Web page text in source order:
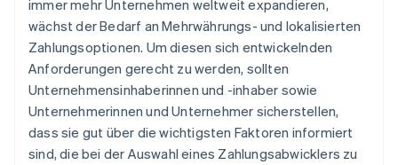
immer mehr Unternehmen weltweit expandieren,
wächst der Bedarf an Mehrwährungs- und lokalisierten
Zahlungsoptionen. Um diesen sich entwickelnden
Anforderungen gerecht zu werden, sollten
Unternehmensinhaberinnen und -inhaber sowie
Unternehmerinnen und Unternehmer sicherstellen,
dass sie gut über die wichtigsten Faktoren informiert
sind, die bei der Auswahl eines Zahlungsabwicklers zu